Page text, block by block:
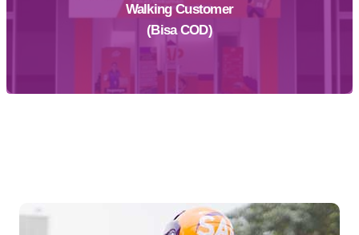
Daftar Sekarang
Walking Customer
(Bisa COD)